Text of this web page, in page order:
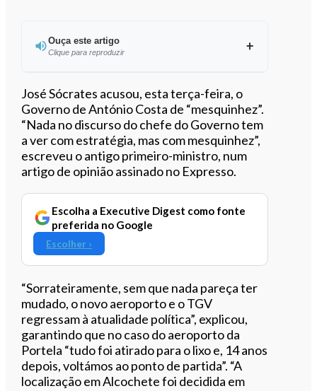
Ouça este artigo
Clique para reproduzir
Ouvir este artigo
José Sócrates acusou, esta terça-feira, o
Governo de António Costa de “mesquinhez”.
“Nada no discurso do chefe do Governo tem
a ver com estratégia, mas com mesquinhez”,
escreveu o antigo primeiro-ministro, num
artigo de opinião assinado no Expresso.
Escolha a Executive Digest como fonte
preferida no Google
Escolher ›
“Sorrateiramente, sem que nada pareça ter
mudado, o novo aeroporto e o TGV
regressam à atualidade política”, explicou,
garantindo que no caso do aeroporto da
Portela “tudo foi atirado para o lixo e, 14 anos
depois, voltámos ao ponto de partida”. “A
localização em Alcochete foi decidida em